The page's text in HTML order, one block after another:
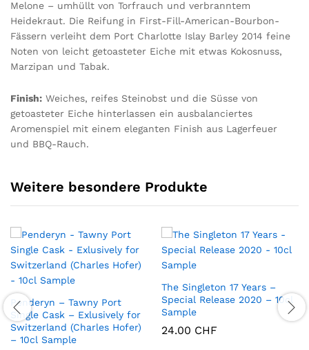
Melone – umhüllt von Torfrauch und verbranntem
Heidekraut. Die Reifung in First-Fill-American-Bourbon-
Fässern verleiht dem Port Charlotte Islay Barley 2014 feine
Noten von leicht getoasteter Eiche mit etwas Kokosnuss,
Marzipan und Tabak.
Finish: Weiches, reifes Steinobst und die Süsse von
getoasteter Eiche hinterlassen ein ausbalanciertes
Aromenspiel mit einem eleganten Finish aus Lagerfeuer
und BBQ-Rauch.
Weitere besondere Produkte
Penderyn – Tawny Port
Single Cask – Exlusively for
Switzerland (Charles Hofer)
– 10cl Sample
The Singleton 17 Years –
Special Release 2020 – 10cl
Sample
24.00 CHF